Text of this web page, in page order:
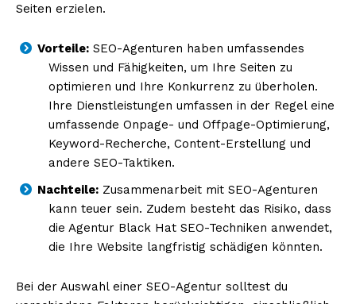
Seiten erzielen.
Vorteile: SEO-Agenturen haben umfassendes
Wissen und Fähigkeiten, um Ihre Seiten zu
optimieren und Ihre Konkurrenz zu überholen.
Ihre Dienstleistungen umfassen in der Regel eine
umfassende Onpage- und Offpage-Optimierung,
Keyword-Recherche, Content-Erstellung und
andere SEO-Taktiken.
Nachteile: Zusammenarbeit mit SEO-Agenturen
kann teuer sein. Zudem besteht das Risiko, dass
die Agentur Black Hat SEO-Techniken anwendet,
die Ihre Website langfristig schädigen könnten.
Bei der Auswahl einer SEO-Agentur solltest du